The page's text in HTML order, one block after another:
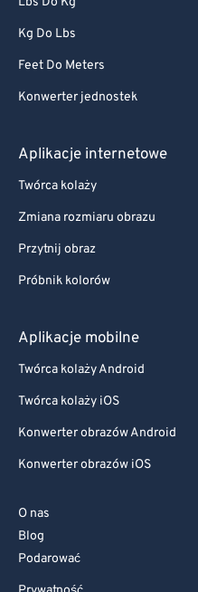
Kg Do Lbs
Feet Do Meters
Konwerter jednostek
Aplikacje internetowe
Twórca kolaży
Zmiana rozmiaru obrazu
Przytnij obraz
Próbnik kolorów
Aplikacje mobilne
Twórca kolaży Android
Twórca kolaży iOS
Konwerter obrazów Android
Konwerter obrazów iOS
O nas
Blog
Podarować